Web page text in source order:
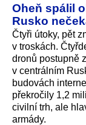
Oheň spálil
Rusko
Čtyři útoky, pět
v troskách.
dronů postupně
v centrálním
budovách
překročily 1,2
civilní trh, ale
armády.